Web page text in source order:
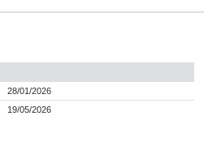
28/01/2026
19/05/2026